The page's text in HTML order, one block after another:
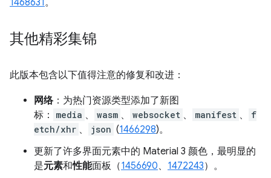
其他精彩集锦
此版本包含以下值得注意的修复和改进：
网络：为热门资源类型添加了新图
标：
media 、 wasm 、 websocket 、 manifest 、
f
etch/xhr 、 json (1466298)。
更新了许多界面元素中的 Material 3 颜色，最明显的
是元素和性能面板（1456690、 1472243）。